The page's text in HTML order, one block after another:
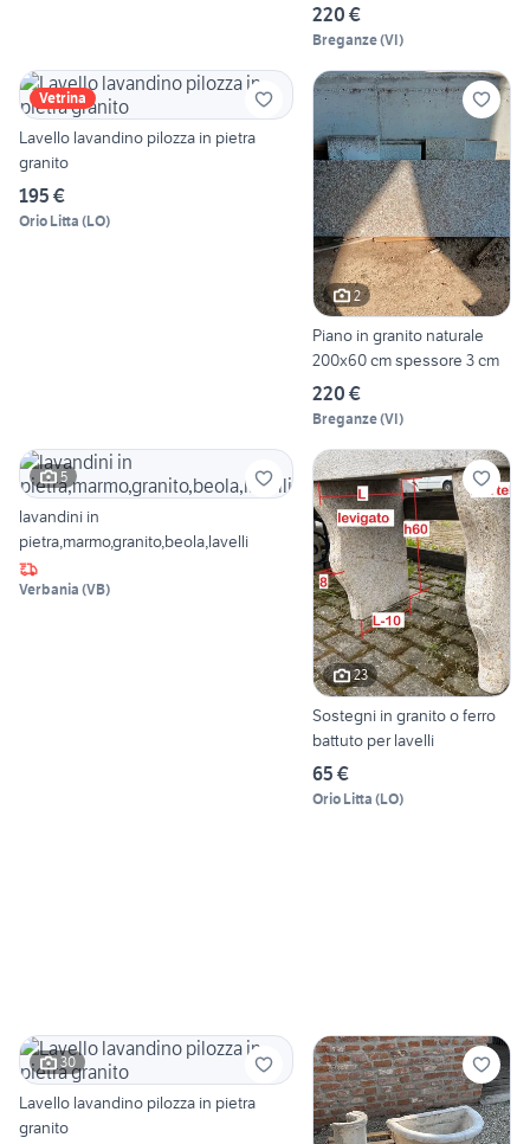
220 €
Breganze(VI)
Vetrina
Lavello lavandino pilozza in pietra
granito
195 €
Orio Litta (LO)
2
Piano in granito naturale
200x60 cm spessore 3 cm
220 €
Breganze(VI)
5
lavandini in
pietra,marmo,granito,beola,lavelli
Verbania (VB)
23
Sostegni in granito o ferro
battuto per lavelli
65 €
Orio Litta (LO)
30
Lavello lavandino pilozza in pietra
granito